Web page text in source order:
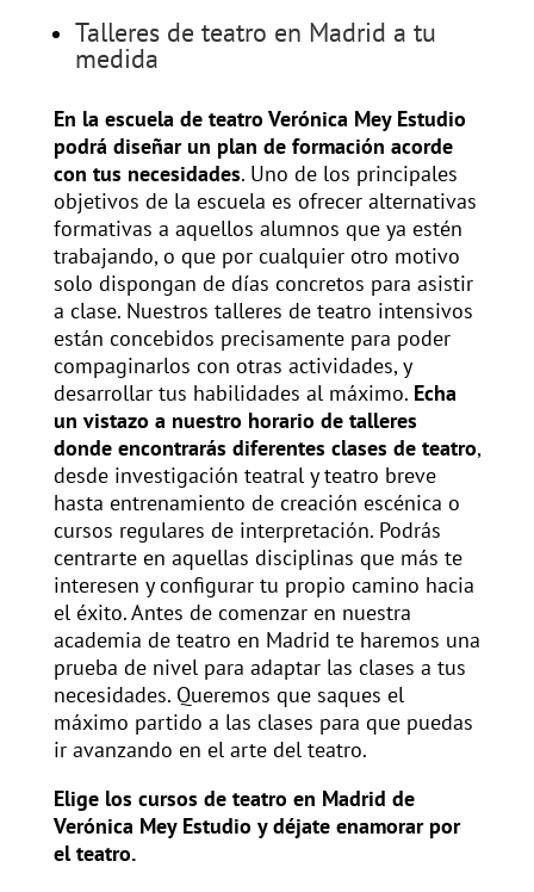
Talleres de teatro en Madrid a tu
medida
En la escuela de teatro Verónica Mey Estudio
podrá diseñar un plan de formación acorde
con tus necesidades. Uno de los principales
objetivos de la escuela es ofrecer alternativas
formativas a aquellos alumnos que ya estén
trabajando, o que por cualquier otro motivo
solo dispongan de días concretos para asistir
a clase. Nuestros talleres de teatro intensivos
están concebidos precisamente para poder
compaginarlos con otras actividades, y
desarrollar tus habilidades al máximo. Echa
un vistazo a nuestro horario de talleres
donde encontrarás diferentes clases de teatro,
desde investigación teatral y teatro breve
hasta entrenamiento de creación escénica o
cursos regulares de interpretación. Podrás
centrarte en aquellas disciplinas que más te
interesen y configurar tu propio camino hacia
el éxito. Antes de comenzar en nuestra
academia de teatro en Madrid te haremos una
prueba de nivel para adaptar las clases a tus
necesidades. Queremos que saques el
máximo partido a las clases para que puedas
ir avanzando en el arte del teatro.
Elige los cursos de teatro en Madrid de
Verónica Mey Estudio y déjate enamorar por
el teatro.